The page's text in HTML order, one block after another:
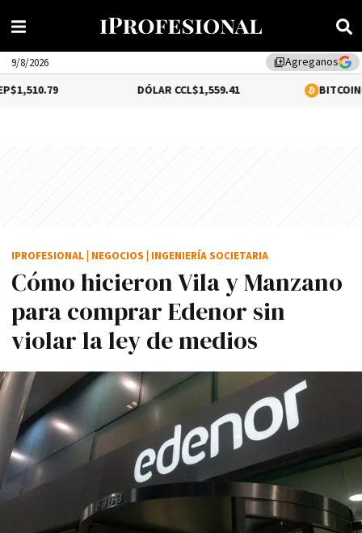
library_addAgreganos
9/8/2026
$1,559.41 0.12%
Cómo hicieron Vila y Manzano
para comprar Edenor sin
violar la ley de medios
IPROFESIONAL NEGOCIOS INGENIERÍA SOCIETARIA